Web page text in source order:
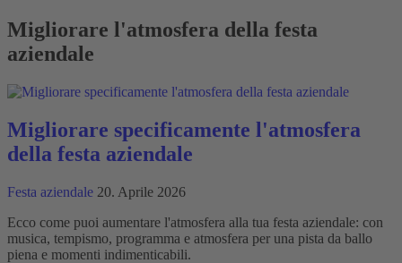
Migliorare l'atmosfera della festa
aziendale
Migliorare specificamente l'atmosfera
della festa aziendale
Festa aziendale 20. Aprile 2026
Ecco come puoi aumentare l'atmosfera alla tua festa aziendale: con
musica, tempismo, programma e atmosfera per una pista da ballo
piena e momenti indimenticabili.